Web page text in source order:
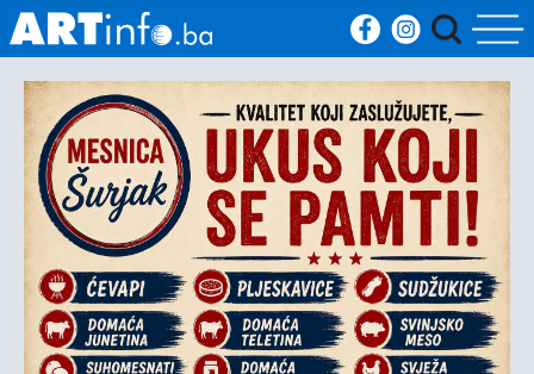
Početna
Vijesti
Sport
Kultura
Crna